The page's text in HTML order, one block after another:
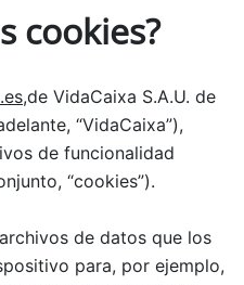
cookies?
,de VidaCaixa S.A.U. de
“VidaCaixa”),
de funcionalidad
“cookies”).
de datos que los
para, por ejemplo,